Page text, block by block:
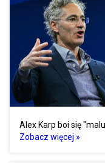
Alex Karp boi się
Zobacz więcej »